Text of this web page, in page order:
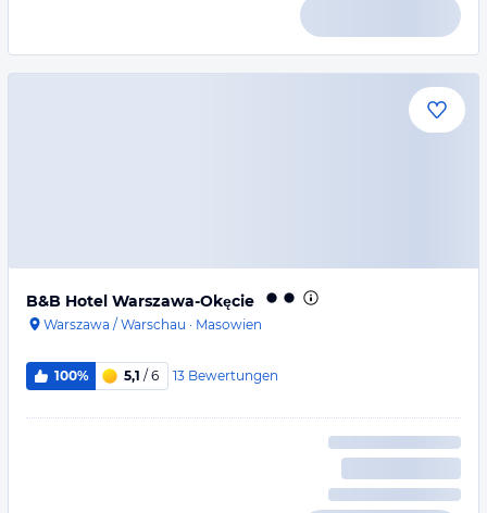
B&B Hotel Warszawa-Okęcie
Warszawa / Warschau · Masowien
100% 5,1 / 6 13 Bewertungen